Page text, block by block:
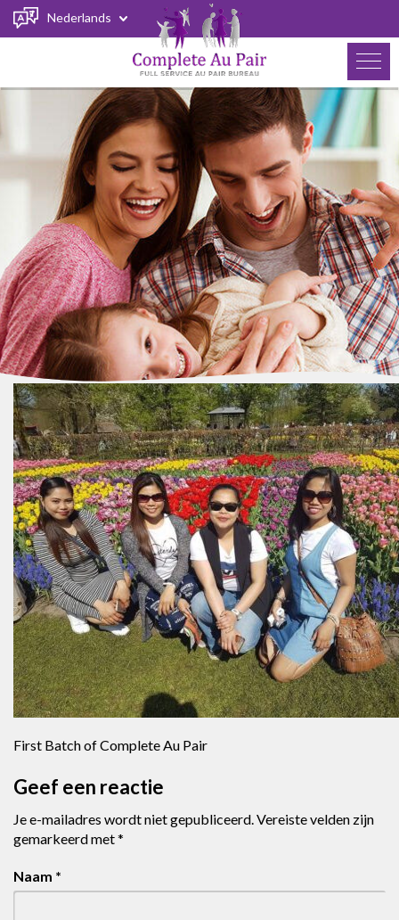
Nederlands
First Batch of Complete Au Pair
Geef een reactie
Je e-mailadres wordt niet gepubliceerd.Vereiste velden zijn
gemarkeerd met*
Naam *